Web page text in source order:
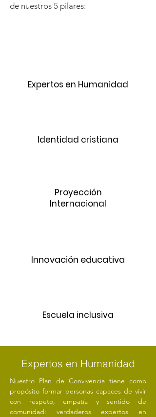
de nuestros 5 pilares:
Expertos en Humanidad
Identidad cristiana
Proyección
Internacional
Innovación educativa
Escuela inclusiva
Expertos en Humanidad
Nuestro Plan de Convivencia tiene como
propósito formar personas capaces de vivir
con respeto, empatía y sentido de
comunidad: verdaderos expertos en